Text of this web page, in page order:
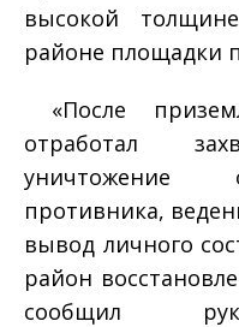
высокой
районе площадки
«После
отработал
уничтожение
противника,
вывод личного
район
сообщил